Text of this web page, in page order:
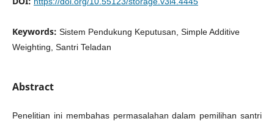
Keywords: Sistem Pendukung Keputusan, Simple Additive
Weighting, Santri Teladan
Abstract
Penelitian ini membahas permasalahan dalam pemilihan santri